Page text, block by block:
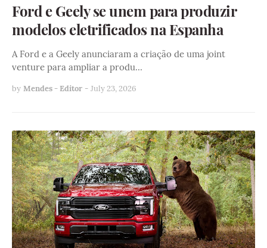
Ford e Geely se unem para produzir
modelos eletrificados na Espanha
A Ford e a Geely anunciaram a criação de uma joint
venture para ampliar a produ…
by Mendes - Editor - July 23, 2026